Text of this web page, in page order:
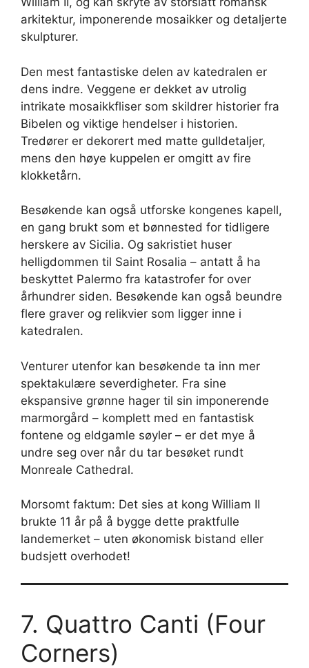
arkitektur, imponerende mosaikker og detaljerte
skulpturer.
Den mest fantastiske delen av katedralen er
dens indre. Veggene er dekket av utrolig
intrikate mosaikkfliser som skildrer historier fra
Bibelen og viktige hendelser i historien.
Tredører er dekorert med matte gulldetaljer,
mens den høye kuppelen er omgitt av fire
klokketårn.
Besøkende kan også utforske kongenes kapell,
en gang brukt som et bønnested for tidligere
herskere av Sicilia. Og sakristiet huser
helligdommen til Saint Rosalia – antatt å ha
beskyttet Palermo fra katastrofer for over
århundrer siden. Besøkende kan også beundre
flere graver og relikvier som ligger inne i
katedralen.
Venturer utenfor kan besøkende ta inn mer
spektakulære severdigheter. Fra sine
ekspansive grønne hager til sin imponerende
marmorgård – komplett med en fantastisk
fontene og eldgamle søyler – er det mye å
undre seg over når du tar besøket rundt
Monreale Cathedral.
Morsomt faktum: Det sies at kong William II
brukte 11 år på å bygge dette praktfulle
landemerket – uten økonomisk bistand eller
budsjett overhodet!
7. Quattro Canti (Four
Corners)